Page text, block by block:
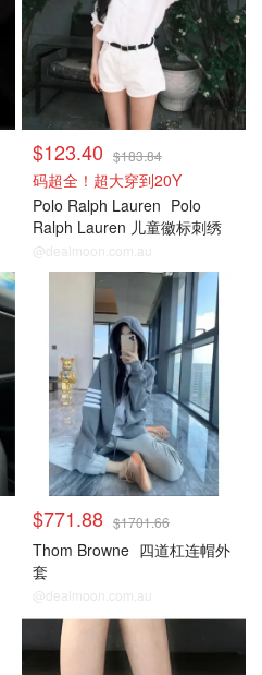
$123.40 $183.84
码超全！超大穿到20Y
Polo Ralph Lauren Polo
Ralph Lauren 儿童徽标刺绣
长袖衬衫
@dealmoon.com.au
$771.88 $1701.66
Thom Browne 四道杠连帽外
套
@dealmoon.com.au
Cettire